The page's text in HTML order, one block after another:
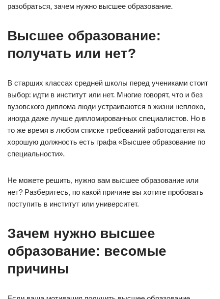
разобраться, зачем нужно высшее образование.
Высшее образование:
получать или нет?
В старших классах средней школы перед учениками стоит
выбор: идти в институт или нет. Многие говорят, что и без
вузовского диплома люди устраиваются в жизни неплохо,
иногда даже лучше дипломированных специалистов. Но в
то же время в любом списке требований работодателя на
хорошую должность есть графа «Высшее образование по
специальности».
Не можете решить, нужно вам высшее образование или
нет? Разберитесь, по какой причине вы хотите пробовать
поступить в институт или университет.
Зачем нужно высшее
образование: весомые
причины